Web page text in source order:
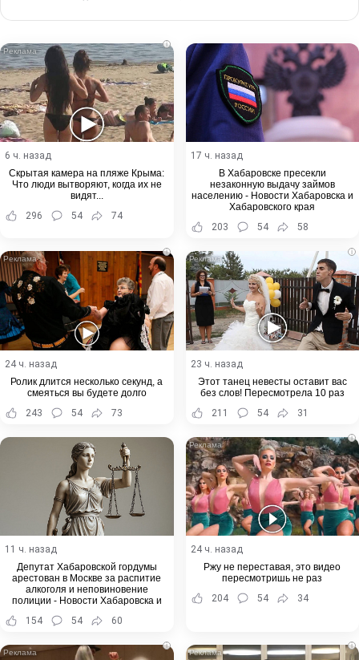
i
6 ч. назад
Скрытая камера на пляже Крыма:
Что люди вытворяют, когда их не
видят...
296
54 74
17 ч. назад
В Хабаровске пресекли
незаконную выдачу займов
населению - Новости Хабаровска и
Хабаровского края
203
54 58
i
24 ч. назад
Ролик длится несколько секунд, а
смеяться вы будете долго
243
54 73
i
23 ч. назад
Этот танец невесты оставит вас
без слов! Пересмотрела 10 раз
211
54 31
11 ч. назад
Депутат Хабаровской гордумы
арестован в Москве за распитие
алкоголя и неповиновение
полиции - Новости Хабаровска и
154 54 60
i
24 ч. назад
Ржу не переставая, это видео
пересмотришь не раз
204
54 34
i i